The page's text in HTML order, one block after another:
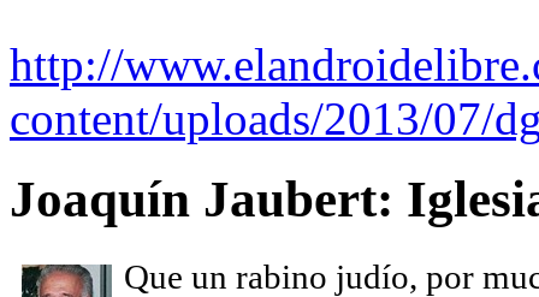
http://
content/uploads/2013/07/
Joaquín Jaubert:
Que un rabino judío, por